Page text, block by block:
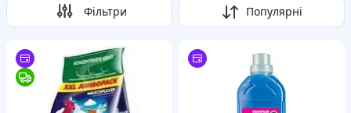
Фільтри Популярні